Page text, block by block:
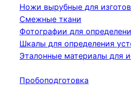
Ножи вырубные для
Смежные ткани
Фотографии для
Шкалы для определения
Эталонные материалы для
Пробоподготовка